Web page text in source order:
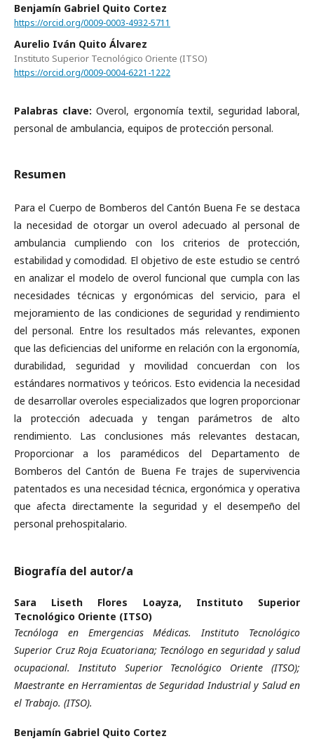
Benjamín Gabriel Quito Cortez
https://orcid.org/0009-0003-4932-5711
Aurelio Iván Quito Álvarez
Instituto Superior Tecnológico Oriente (ITSO)
https://orcid.org/0009-0004-6221-1222
Palabras clave:Overol, ergonomía textil, seguridad laboral,
personal de ambulancia, equipos de protección personal.
Resumen
Para el Cuerpo de Bomberos del Cantón Buena Fe se destaca
la necesidad de otorgar un overol adecuado al personal de
ambulancia cumpliendo con los criterios de protección,
estabilidad y comodidad. El objetivo de este estudio se centró
en analizar el modelo de overol funcional que cumpla con las
necesidades técnicas y ergonómicas del servicio, para el
mejoramiento de las condiciones de seguridad y rendimiento
del personal. Entre los resultados más relevantes, exponen
que las deficiencias del uniforme en relación con la ergonomía,
durabilidad, seguridad y movilidad concuerdan con los
estándares normativos y teóricos. Esto evidencia la necesidad
de desarrollar overoles especializados que logren proporcionar
la protección adecuada y tengan parámetros de alto
rendimiento. Las conclusiones más relevantes destacan,
Proporcionar a los paramédicos del Departamento de
Bomberos del Cantón de Buena Fe trajes de supervivencia
patentados es una necesidad técnica, ergonómica y operativa
que afecta directamente la seguridad y el desempeño del
personal prehospitalario.
Biografía del autor/a
Sara Liseth Flores Loayza, Instituto Superior
Tecnológico Oriente (ITSO)
Tecnóloga en Emergencias Médicas. Instituto Tecnológico
Superior Cruz Roja Ecuatoriana; Tecnólogo en seguridad y salud
ocupacional. Instituto Superior Tecnológico Oriente (ITSO);
Maestrante en Herramientas de Seguridad Industrial y Salud en
el Trabajo. (ITSO).
Benjamín Gabriel Quito Cortez